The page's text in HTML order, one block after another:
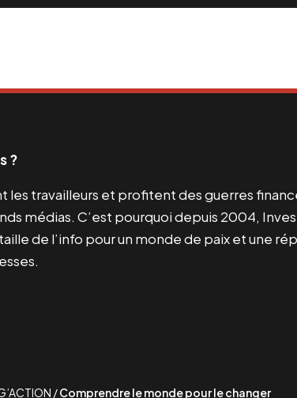
?
les travailleurs et profitent des guerres
médias. C’est pourquoi depuis 2004,
de l’info pour un monde de paix et une
/Comprendre le monde pour le changer